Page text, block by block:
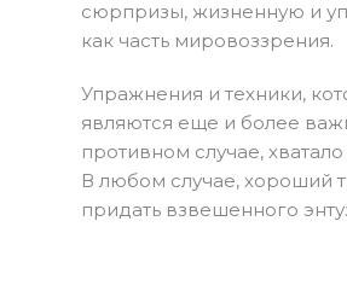
сюрпризы, жизненную и
как часть мировоззрения.
Упражнения и техники,
являются еще и более
противном случае,
В любом случае, хороший
придать взвешенного